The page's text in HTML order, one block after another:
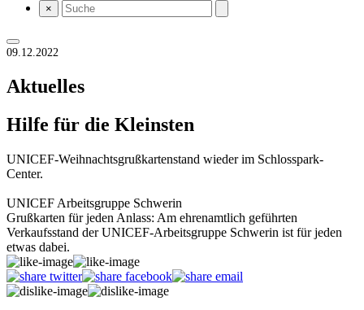
×
09.12.2022
Aktuelles
Hilfe für die Kleinsten
UNICEF-Weihnachtsgrußkartenstand wieder im Schlosspark-
Center.
UNICEF Arbeitsgruppe Schwerin
Grußkarten für jeden Anlass: Am ehrenamtlich geführten
Verkaufsstand der UNICEF-Arbeitsgruppe Schwerin ist für jeden
etwas dabei.